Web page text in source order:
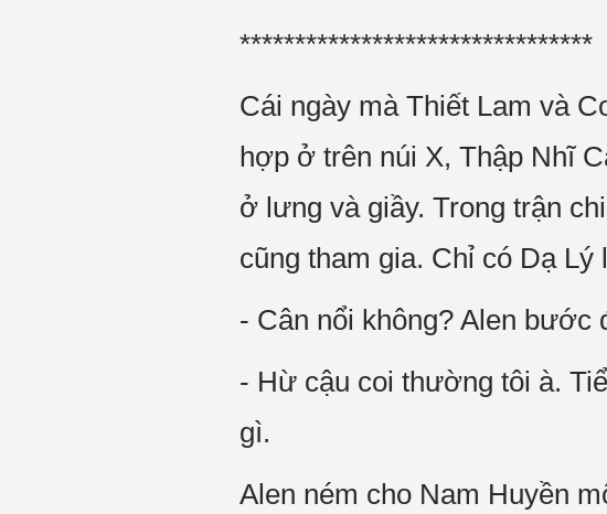
********************************
Cái ngày mà Thiết Lam và
hợp ở trên núi X, Thập Nhĩ
ở lưng và giầy. Trong trận
cũng tham gia. Chỉ có Dạ Lý
- Cân nổi không? Alen bước
- Hừ cậu coi thường tôi à.
gì.
Alen ném cho Nam Huyền